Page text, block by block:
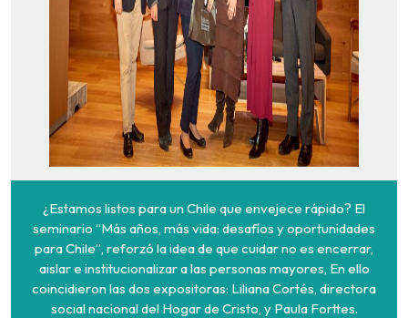
¿Estamos listos para un Chile que envejece rápido? El
seminario “Más años, más vida: desafíos y oportunidades
para Chile”, reforzó la idea de que cuidar no es encerrar,
aislar e institucionalizar a las personas mayores, En ello
coincidieron las dos expositoras: Liliana Cortés, directora
social nacional del Hogar de Cristo, y Paula Forttes.